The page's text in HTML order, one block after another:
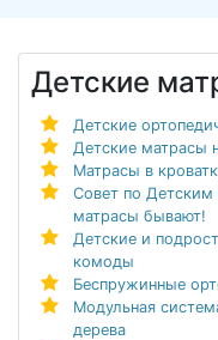
Детские
Детские
Детские матрасы
Матрасы в
Совет по Детским
матрасы бывают!
Детские и
комоды
Беспружинные
Модульная
дерева